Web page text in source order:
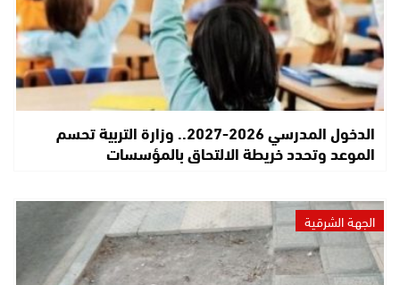
الدخول المدرسي 2026-2027.. وزارة التربية تحسم
الموعد وتحدد خريطة الالتحاق بالمؤسسات
الجهة الشرقية